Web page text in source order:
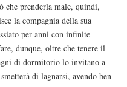
che prenderla male, quindi,
la compagnia della sua
per anni con infinite
dunque, oltre che tenere il
di dormitorio lo invitano a
di lagnarsi, avendo ben